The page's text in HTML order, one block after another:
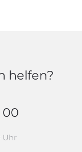
helfen?
00
Uhr